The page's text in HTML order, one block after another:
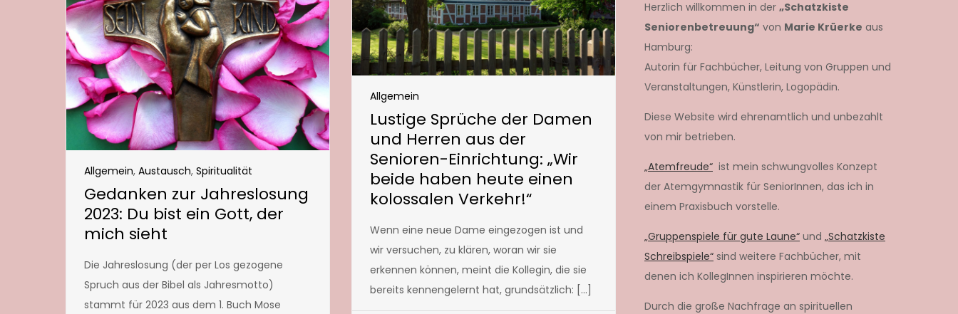
Allgemein, Austausch, Spiritualität
Gedanken zur Jahreslosung
2023: Du bist ein Gott, der
mich sieht
Die Jahreslosung (der per Los gezogene
Spruch aus der Bibel als Jahresmotto)
stammt für 2023 aus dem 1. Buch Mose
Allgemein
Lustige Sprüche der Damen
und Herren aus der
Senioren-Einrichtung: „Wir
beide haben heute einen
kolossalen Verkehr!“
Wenn eine neue Dame eingezogen ist und
wir versuchen, zu klären, woran wir sie
erkennen können, meint die Kollegin, die sie
bereits kennengelernt hat, grundsätzlich: […]
Herzlich willkommen in der „Schatzkiste
Seniorenbetreuung“ von Marie Krüerke aus
Hamburg:
Autorin für Fachbücher, Leitung von Gruppen und
Veranstaltungen, Künstlerin, Logopädin.
Diese Website wird ehrenamtlich und unbezahlt
von mir betrieben.
„Atemfreude“ ist mein schwungvolles Konzept
der Atemgymnastik für SeniorInnen, das ich in
einem Praxisbuch vorstelle.
„Gruppenspiele für gute Laune“ und „Schatzkiste
Schreibspiele“ sind weitere Fachbücher, mit
denen ich KollegInnen inspirieren möchte.
Durch die große Nachfrage an spirituellen